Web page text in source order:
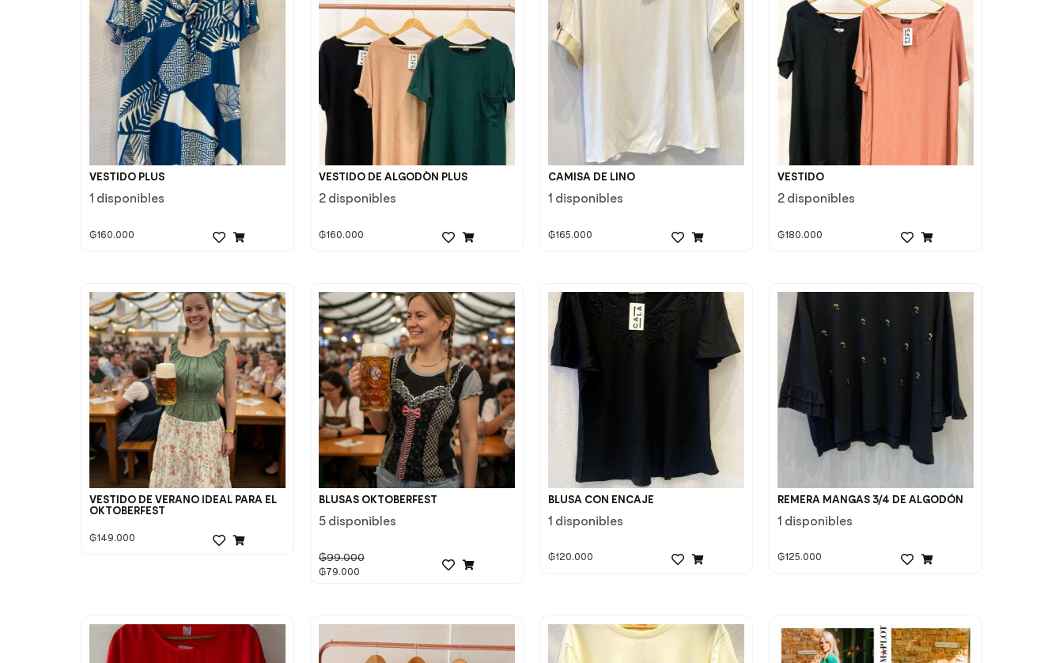
VESTIDO PLUS
1 disponibles
₲160.000
VESTIDO DE ALGODÒN PLUS
2 disponibles
₲160.000
CAMISA DE LINO
1 disponibles
₲165.000
VESTIDO
2 disponibles
₲180.000
VESTIDO DE VERANO IDEAL PARA EL
OKTOBERFEST
₲149.000
BLUSAS OKTOBERFEST
5 disponibles
₲99.000
₲79.000
BLUSA CON ENCAJE
1 disponibles
₲120.000
REMERA MANGAS 3/4 DE ALGODÓN
1 disponibles
₲125.000